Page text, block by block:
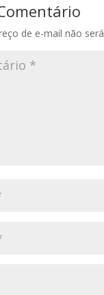
de e-mail não